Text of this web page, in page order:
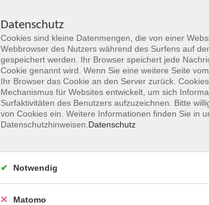
Aktionstag 'konnekt+' am 23. Aptil 2023 in
Datenschutz
Cookies sind kleine Datenmengen, die von einer
Webbrowser des Nutzers während des Surfens auf
gespeichert werden. Ihr Browser speichert jede
Cookie genannt wird. Wenn Sie eine weitere Seite
Ihr Browser das Cookie an den Server zurück.
Mechanismus für Websites entwickelt, um sich
Surfaktivitäten des Benutzers aufzuzeichnen. Bitte
von Cookies ein. Weitere Informationen finden Sie in
Datenschutzhinweisen. Datenschutz
Notwendig
Matomo